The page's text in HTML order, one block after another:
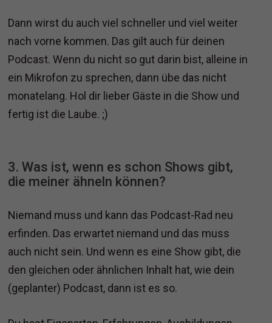
Dann wirst du auch viel schneller und viel weiter
nach vorne kommen. Das gilt auch für deinen
Podcast. Wenn du nicht so gut darin bist, alleine in
ein Mikrofon zu sprechen, dann übe das nicht
monatelang. Hol dir lieber Gäste in die Show und
fertig ist die Laube. ;)
3. Was ist, wenn es schon Shows gibt,
die meiner ähneln können?
Niemand muss und kann das Podcast-Rad neu
erfinden. Das erwartet niemand und das muss
auch nicht sein. Und wenn es eine Show gibt, die
den gleichen oder ähnlichen Inhalt hat, wie dein
(geplanter) Podcast, dann ist es so.